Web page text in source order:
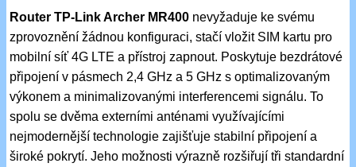
Router TP-Link Archer MR400 nevyžaduje ke svému
zprovoznění žádnou konfiguraci, stačí vložit SIM kartu pro
mobilní síť 4G LTE a přístroj zapnout. Poskytuje bezdrátové
připojení v pásmech 2,4 GHz a 5 GHz s optimalizovaným
výkonem a minimalizovanými interferencemi signálu. To
spolu se dvěma externími anténami využívajícími
nejmodernější technologie zajišťuje stabilní připojení a
široké pokrytí. Jeho možnosti výrazně rozšiřují tři standardní